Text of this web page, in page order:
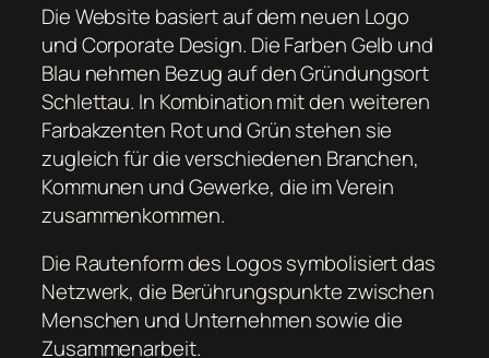
Die Website basiert auf dem neuen Logo
und Corporate Design. Die Farben Gelb und
Blau nehmen Bezug auf den Gründungsort
Schlettau. In Kombination mit den weiteren
Farbakzenten Rot und Grün stehen sie
zugleich für die verschiedenen Branchen,
Kommunen und Gewerke, die im Verein
zusammenkommen.
Die Rautenform des Logos symbolisiert das
Netzwerk, die Berührungspunkte zwischen
Menschen und Unternehmen sowie die
Zusammenarbeit.